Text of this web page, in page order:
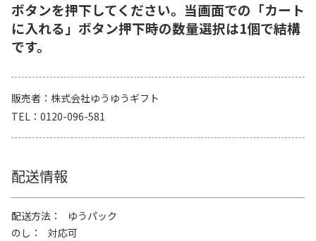
ボタンを押下してください。当画面での「カート
に入れる」ボタン押下時の数量選択は1個で結構
です。
販売者
株式会社ゆうゆうギフト
TEL
0120-096-581
配送情報
配送方法
ゆうパック
のし
対応可